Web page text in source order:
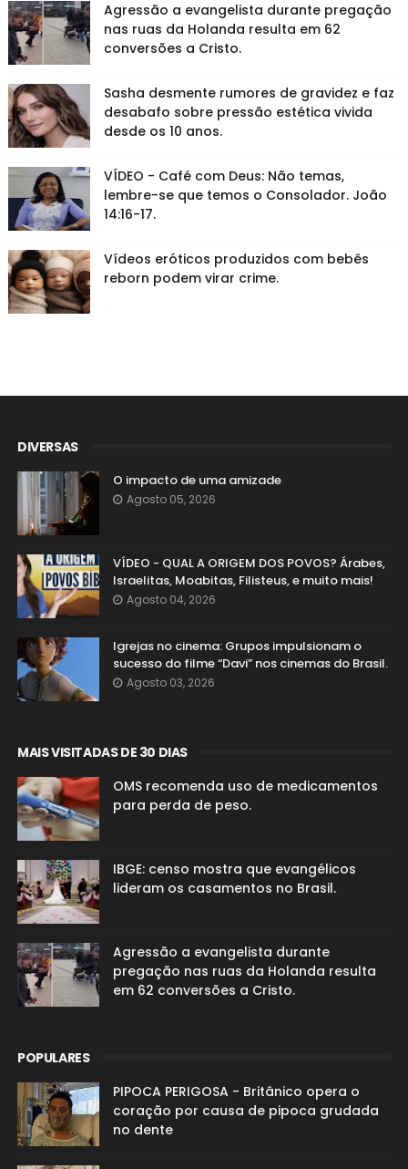
Agressão a evangelista durante pregação
nas ruas da Holanda resulta em 62
conversões a Cristo.
Sasha desmente rumores de gravidez e faz
desabafo sobre pressão estética vivida
desde os 10 anos.
VÍDEO - Café com Deus: Não temas,
lembre-se que temos o Consolador. João
14:16-17.
Vídeos eróticos produzidos com bebês
reborn podem virar crime.
DIVERSAS
O impacto de uma amizade
Agosto 05, 2026
VÍDEO - QUAL A ORIGEM DOS POVOS? Árabes,
Israelitas, Moabitas, Filisteus, e muito mais!
Agosto 04, 2026
Igrejas no cinema: Grupos impulsionam o
sucesso do filme “Davi” nos cinemas do Brasil.
Agosto 03, 2026
MAIS VISITADAS DE 30 DIAS
OMS recomenda uso de medicamentos
para perda de peso.
IBGE: censo mostra que evangélicos
lideram os casamentos no Brasil.
Agressão a evangelista durante
pregação nas ruas da Holanda resulta
em 62 conversões a Cristo.
POPULARES
PIPOCA PERIGOSA - Britânico opera o
coração por causa de pipoca grudada
no dente